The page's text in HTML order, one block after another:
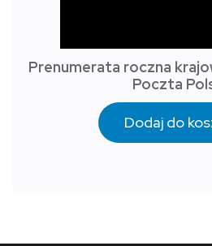
Prenumerata roczna
Poczta
Dodaj do